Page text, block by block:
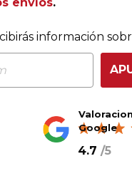
Tambarría.
Sedoso,
información
Google
4.7 /5